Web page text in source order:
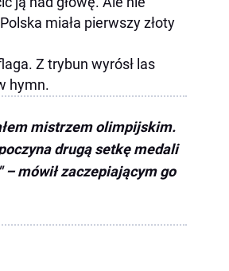
miała pierwszy złoty
Z trybun wyrósł las
hymn.
mistrzem olimpijskim.
drugą setkę medali
mówił zaczepiającym go